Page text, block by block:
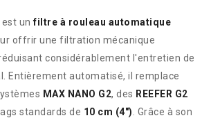
est unfiltre à rouleau automatique
offrir une filtration mécanique
considérablement l'entretien de
Entièrement automatisé, il remplace
MAX NANO G2, des REEFER G2
standards de 10 cm (4") . Grâce à son